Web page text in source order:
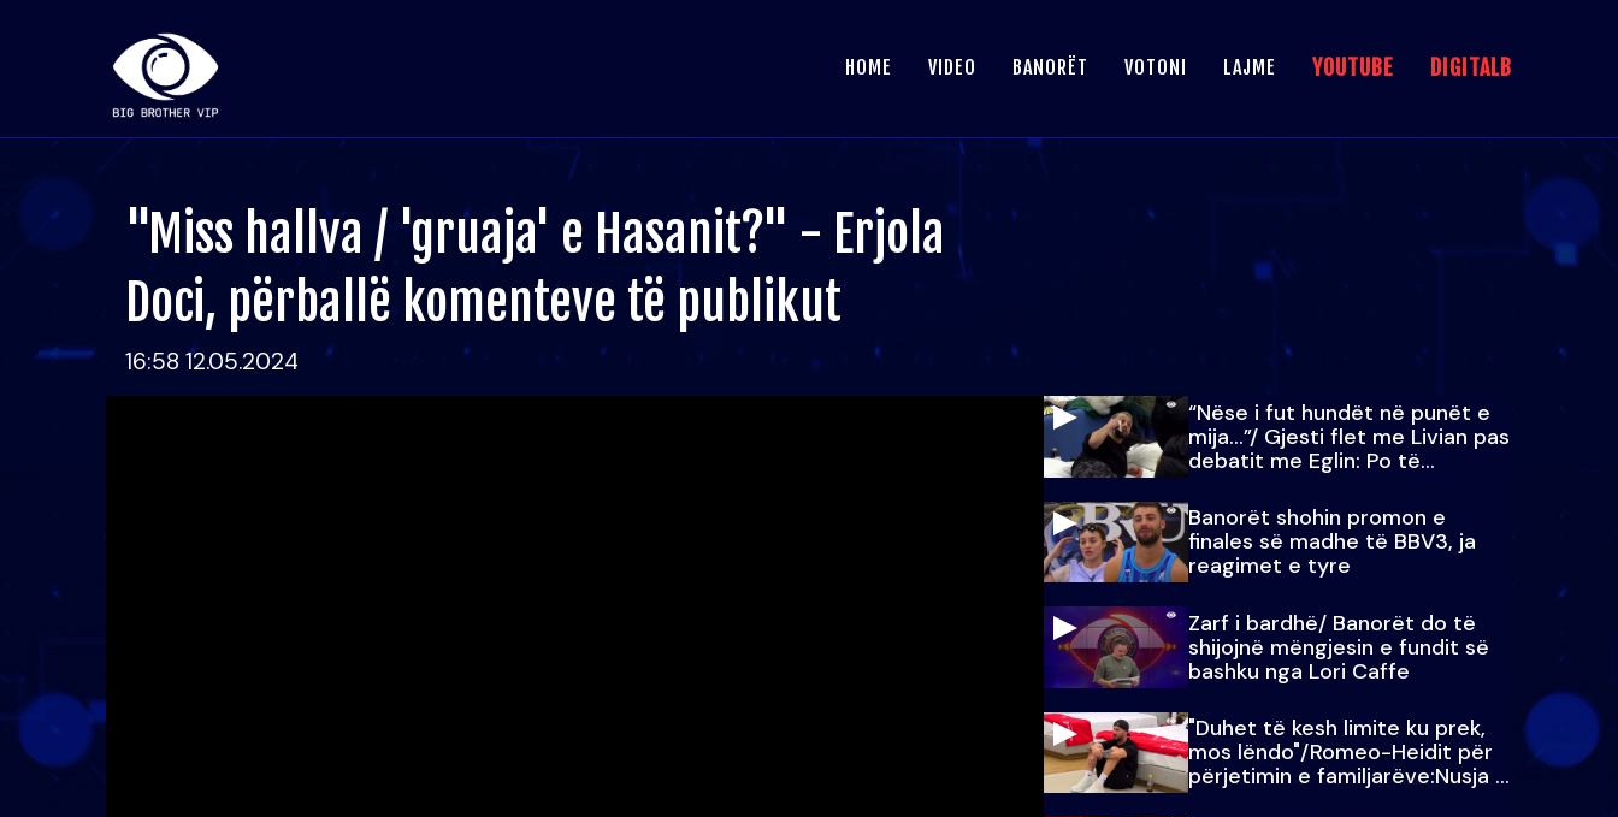
HOME VIDEO BANORËT VOTONI LAJME YOUTUBE DIGITALB
"Miss hallva / 'gruaja' e Hasanit?" - Erjola
Doci, përballë komenteve të publikut
16:58 12.05.2024
“Nëse i fut hundët në punët e
mija…”/ Gjesti flet me Livian pas
debatit me Eglin: Po të
paralajmëroj
Banorët shohin promon e
finales së madhe të BBV3, ja
reagimet e tyre
Zarf i bardhë/ Banorët do të
shijojnë mëngjesin e fundit së
bashku nga Lori Caffe
"Duhet të kesh limite ku prek,
mos lëndo"/Romeo-Heidit për
përjetimin e familjarëve:Nusja e
Julit…